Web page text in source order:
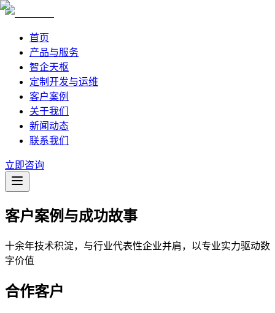
首页
产品与服务
智企天枢
定制开发与运维
客户案例
关于我们
新闻动态
联系我们
立即咨询
客户案例与成功故事
十余年技术积淀，与行业代表性企业并肩，以专业实力驱动数
字价值
合作客户